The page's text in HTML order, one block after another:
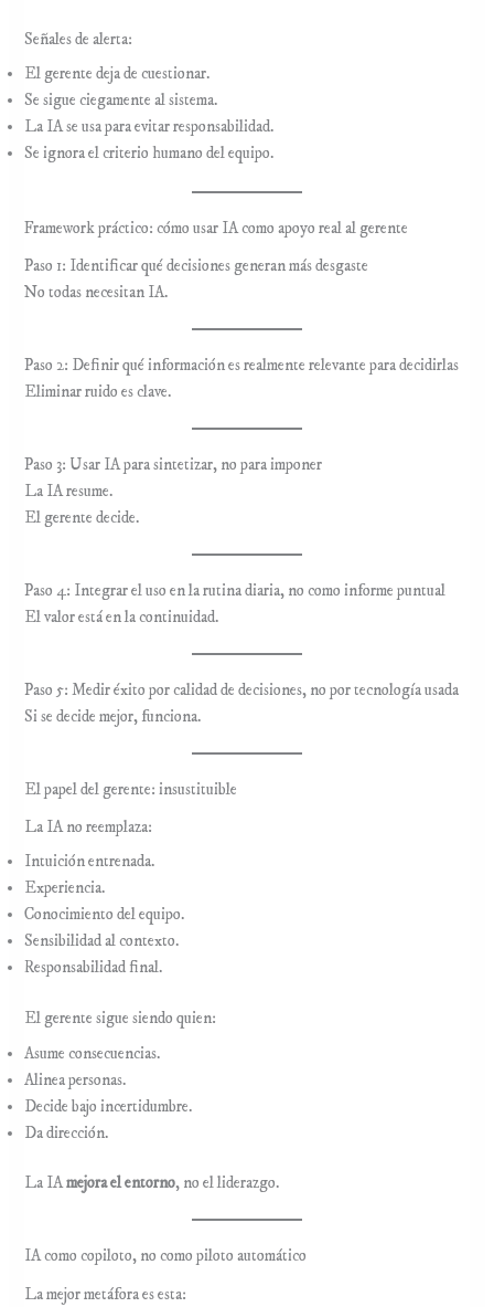
Señales de alerta:
El gerente deja de cuestionar.
Se sigue ciegamente al sistema.
La IA se usa para evitar responsabilidad.
Se ignora el criterio humano del equipo.
Framework práctico: cómo usar IA como apoyo real al gerente
Paso 1: Identificar qué decisiones generan más desgaste
No todas necesitan IA.
Paso 2: Definir qué información es realmente relevante para decidirlas
Eliminar ruido es clave.
Paso 3: Usar IA para sintetizar, no para imponer
La IA resume.
El gerente decide.
Paso 4: Integrar el uso en la rutina diaria, no como informe puntual
El valor está en la continuidad.
Paso 5: Medir éxito por calidad de decisiones, no por tecnología usada
Si se decide mejor, funciona.
El papel del gerente: insustituible
La IA no reemplaza:
Intuición entrenada.
Experiencia.
Conocimiento del equipo.
Sensibilidad al contexto.
Responsabilidad final.
El gerente sigue siendo quien:
Asume consecuencias.
Alinea personas.
Decide bajo incertidumbre.
Da dirección.
La IAmejora el entorno, no el liderazgo.
IA como copiloto, no como piloto automático
La mejor metáfora es esta: